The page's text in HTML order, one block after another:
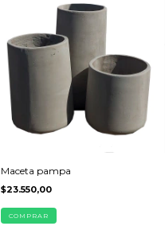
Maceta pampa
$23.550,00
COMPRAR